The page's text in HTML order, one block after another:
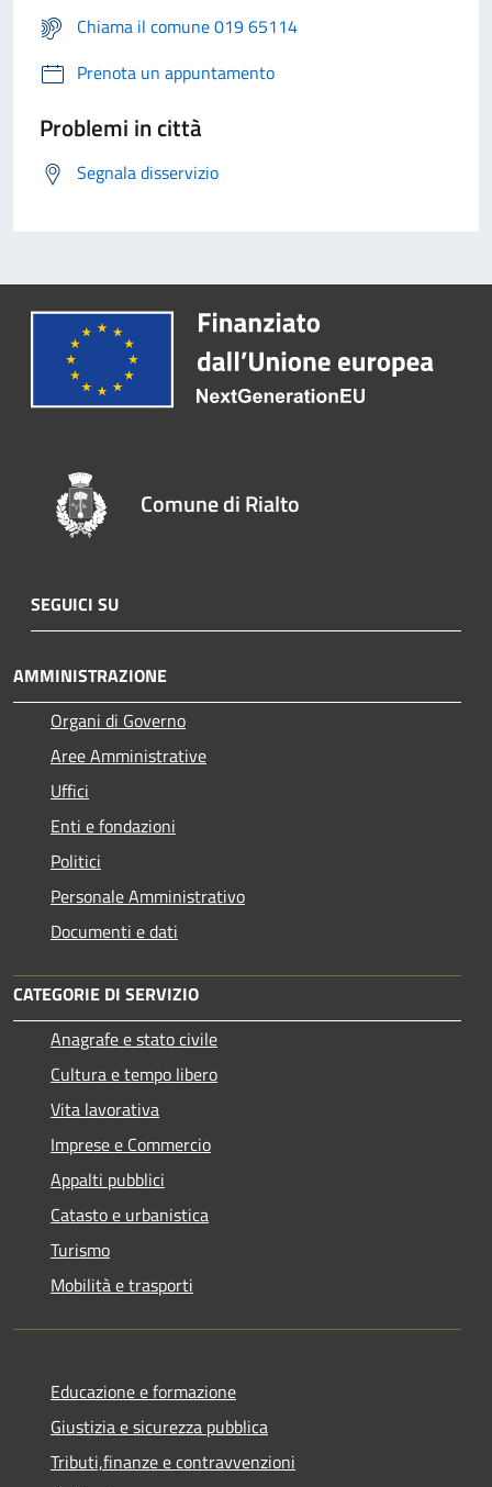
Chiama il comune 019 65114
Prenota un appuntamento
Problemi in città
Segnala disservizio
Comune di Rialto
SEGUICI SU
AMMINISTRAZIONE
Organi di Governo
Aree Amministrative
Uffici
Enti e fondazioni
Politici
Personale Amministrativo
Documenti e dati
CATEGORIE DI SERVIZIO
Anagrafe e stato civile
Cultura e tempo libero
Vita lavorativa
Imprese e Commercio
Appalti pubblici
Catasto e urbanistica
Turismo
Mobilità e trasporti
Educazione e formazione
Giustizia e sicurezza pubblica
Tributi,finanze e contravvenzioni